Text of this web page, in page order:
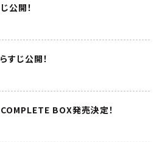
公開！
すじ公開！
BOX発売決定！